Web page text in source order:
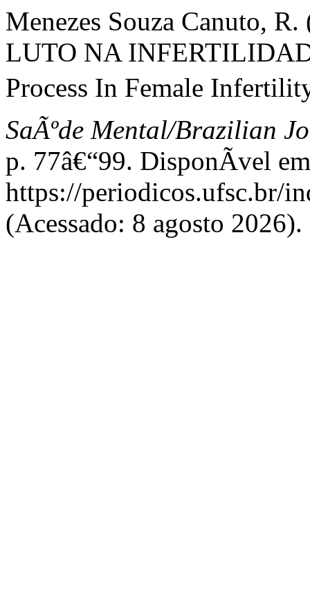
Menezes Souza Canuto,
LUTO NA
Process In Female
SaÃºde Mental/Brazilian
p. 77â€“99. DisponÃ­vel
https://periodicos.ufsc.br/
(Acessado: 8 agosto 2026).